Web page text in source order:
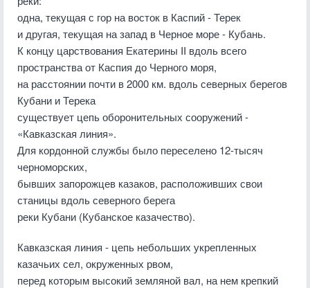
одна, текущая с гор на восток в Каспий - Терек
и другая, текущая на запад в Черное море - Кубань.
К концу царствования Екатерины II вдоль всего
пространства от Каспия до Черного моря,
на расстоянии почти в 2000 км. вдоль северных берегов
Кубани и Терека
существует цепь оборонительных сооружений -
«Кавказская линия».
Для кордонной службы было переселено 12-тысяч
черноморских,
бывших запорожцев казаков, расположивших свои
станицы вдоль северного берега
реки Кубани (Кубанское казачество).
Кавказская линия - цепь небольших укрепленных
казачьих сел, окруженных рвом,
перед которым высокий земляной вал, на нем крепкий